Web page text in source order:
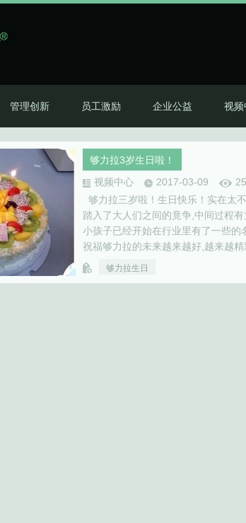
管理创新 员工激励 企业公益 视频
够力拉3岁生日啦！
视频中心
2017-03-09
够力拉三岁啦！生日快乐！实在太
踏入了大人们之间的竟争,中间过程
小孩子已经开始在行业里有了一些的
祝福够力拉的未来越来越好,越来越
勇往直前。
够力拉生日